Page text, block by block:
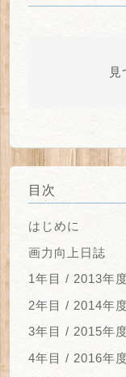
見
目次
はじめに
画力向上日誌
1年目 / 2013年
2年目 / 2014年
3年目 / 2015年
4年目 / 2016年